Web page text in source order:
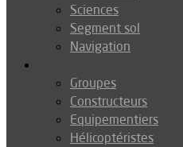
Sciences
Segment sol
Navigation
Groupes
Constructeurs
Equipementiers
Hélicoptéristes